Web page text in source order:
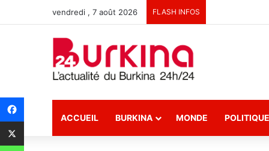
vendredi , 7 août 2026 FLASH INFOS
ACCUEIL BURKINA MONDE POLITIQUE